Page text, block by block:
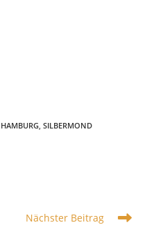
HAMBURG SILBERMOND
Nächster Beitrag